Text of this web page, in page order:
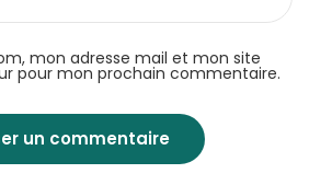
mon adresse mail et mon site
pour mon prochain commentaire.